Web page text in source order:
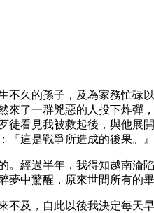
久的孫子，及為家務忙
了一群兇惡的人投下炸彈
看見我被救起後，與他展
這是戰爭所造成的後果。
經過半年，我得知越南淪
中驚醒，原來世間所有的
及，自此以後我決定每